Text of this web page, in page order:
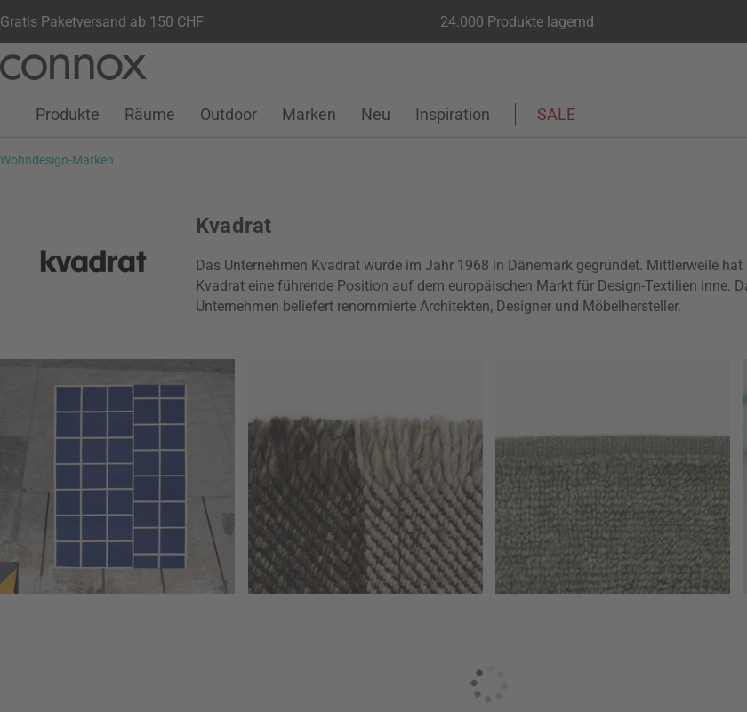
Gratis Paketversand ab 150 CHF 24.000 Produkte lagernd
Seiteninhalt
Suchfeld
Kundenkonto
Wunschliste
Warenkorb
Produkte Räume Outdoor Marken Neu Inspiration SALE
Wohndesign-Marken
Kvadrat
Das Unternehmen Kvadrat wurde im Jahr 1968 in Dänemark gegründet. Mittlerweile hat
Kvadrat eine führende Position auf dem europäischen Markt für Design-Textilien inne.
Unternehmen beliefert renommierte Architekten, Designer und Möbelhersteller.